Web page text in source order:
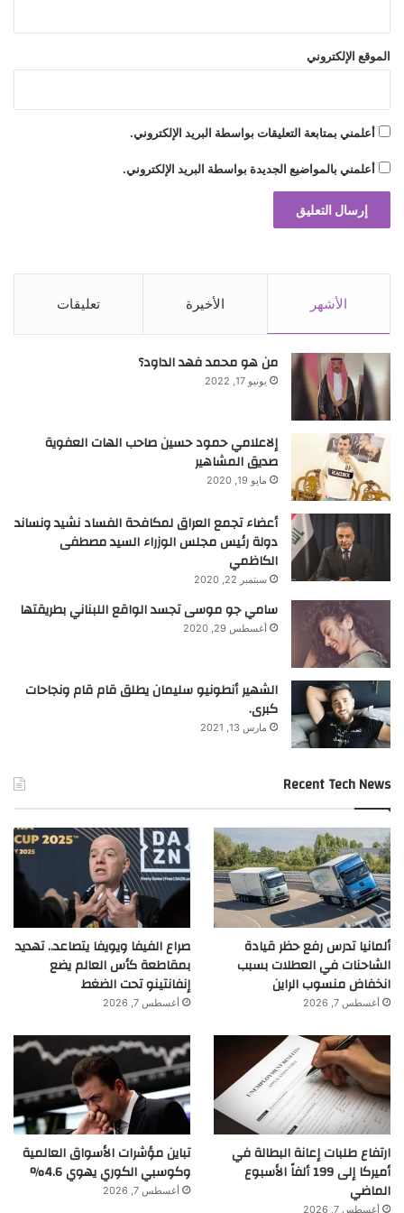
!
الموقع الإلكتروني
أعلمني بمتابعة التعليقات بواسطة البريد الإلكتروني.
أعلمني بالمواضيع الجديدة بواسطة البريد الإلكتروني.
الأشهر الأخيرة تعليقات
من هو محمد فهد الداود؟
يونيو 17, 2022
إلاعلامي حمود حسين صاحب الهات العفوية
صديق المشاهير
مايو 19, 2020
أعضاء تجمع العراق لمكافحة الفساد نشيد ونساند
دولة رئيس مجلس الوزراء السيد مصطفى
الكاظمي
سبتمبر 22, 2020
سامي جو موسى تجسد الواقع اللبناني بطريقتها
أغسطس 29, 2020
الشهير أنطونيو سليمان يطلق قام قام ونجاحات
كبرى.
مارس 13, 2021
Recent Tech News
ألمانيا تدرس رفع حظر قيادة
الشاحنات في العطلات بسبب
انخفاض منسوب الراين
أغسطس 7, 2026
صراع الفيفا ويويفا يتصاعد.. تهديد
بمقاطعة كأس العالم يضع
إنفانتينو تحت الضغط
أغسطس 7, 2026
ارتفاع طلبات إعانة البطالة في
أميركا إلى 199 ألفاً الأسبوع
الماضي
أغسطس 7, 2026
تباين مؤشرات الأسواق العالمية
وكوسبي الكوري يهوي 4.6%
أغسطس 7, 2026